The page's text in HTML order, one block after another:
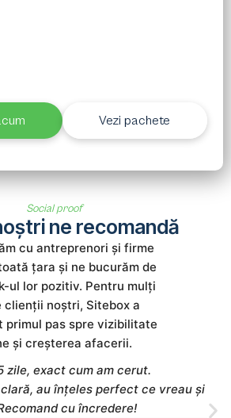
Vezi pachete
Social proof
ne recomandă
cu antreprenori și firme
țara și ne bucurăm de
ul lor pozitiv. Pentru mulți
clienții noștri, Sitebox a
primul pas spre vizibilitate
și creșterea afacerii.
zile, exact cum am cerut.
au înțeles perfect ce vreau și
cu încredere!